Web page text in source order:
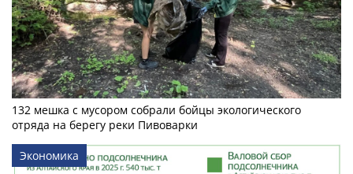
132 мешка с мусором собрали бойцы экологического
отряда на берегу реки Пивоварки
Экономика